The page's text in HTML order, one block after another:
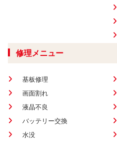
修理メニュー
基板修理
画面割れ
液晶不良
バッテリー交換
水没